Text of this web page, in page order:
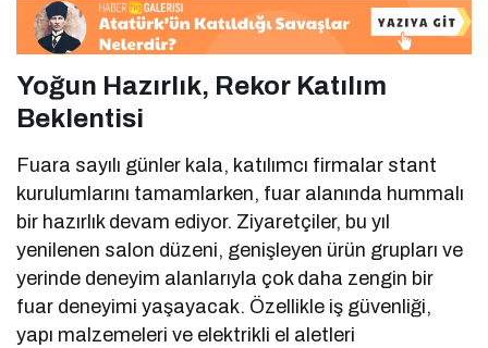
Yoğun Hazırlık, Rekor Katılım
Beklentisi
Fuara sayılı günler kala, katılımcı firmalar stant
kurulumlarını tamamlarken, fuar alanında hummalı
bir hazırlık devam ediyor. Ziyaretçiler, bu yıl
yenilenen salon düzeni, genişleyen ürün grupları ve
yerinde deneyim alanlarıyla çok daha zengin bir
fuar deneyimi yaşayacak. Özellikle iş güvenliği,
yapı malzemeleri ve elektrikli el aletleri